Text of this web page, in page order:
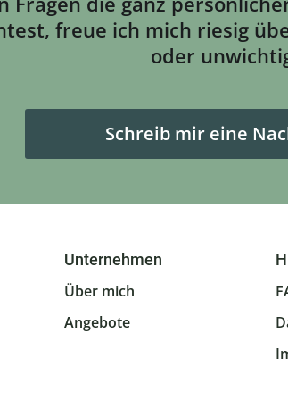
freue ich mich riesig
oder
Schreib mir eine
Unternehmen
Über mich
Angebote